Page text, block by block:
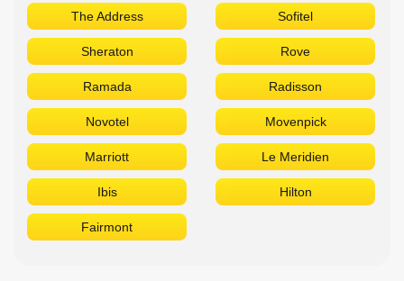
The Address Sofitel
Sheraton Rove
Ramada Radisson
Novotel Movenpick
Marriott Le Meridien
Ibis Hilton
Fairmont